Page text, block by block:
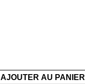
AJOUTER AU PANIER